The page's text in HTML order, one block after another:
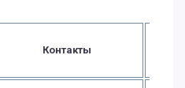
Контакты